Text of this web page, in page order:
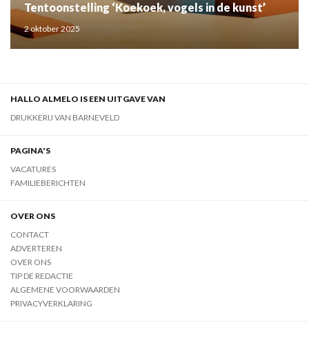
Tentoonstelling ‘Koekoek, vogels in de kunst’
2 oktober 2025
HALLO ALMELO IS EEN UITGAVE VAN
DRUKKERIJ VAN BARNEVELD
PAGINA'S
VACATURES
FAMILIEBERICHTEN
OVER ONS
CONTACT
ADVERTEREN
OVER ONS
TIP DE REDACTIE
ALGEMENE VOORWAARDEN
PRIVACYVERKLARING